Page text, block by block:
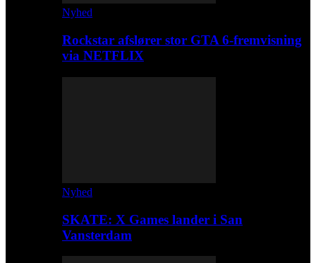
Nyhed
Rockstar afslører stor GTA 6-fremvisning
via NETFLIX
Nyhed
SKATE: X Games lander i San
Vansterdam